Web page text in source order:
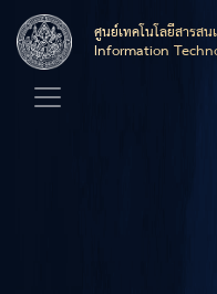
ศูนย์เทคโนโลยีสารส
Information